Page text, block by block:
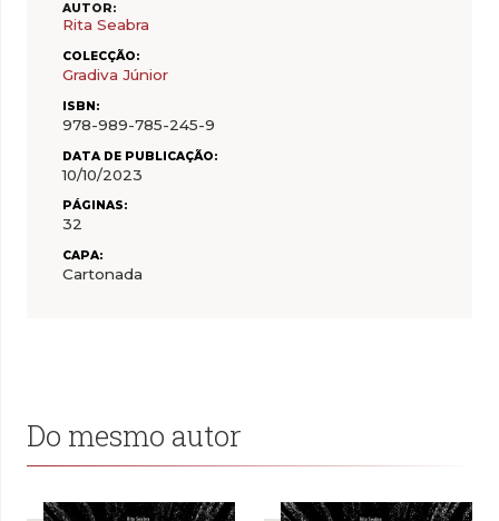
AUTOR:
Rita Seabra
COLECÇÃO:
Gradiva Júnior
ISBN:
978-989-785-245-9
DATA DE PUBLICAÇÃO:
10/10/2023
PÁGINAS:
32
CAPA:
Cartonada
Do mesmo autor